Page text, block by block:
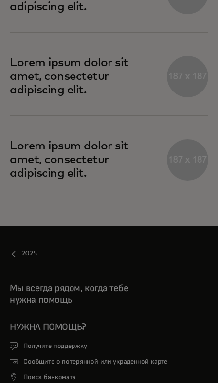
adipiscing elit.
Lorem ipsum dolor sit
amet, consectetur
adipiscing elit.
Lorem ipsum dolor sit
amet, consectetur
adipiscing elit.
2025
Мы всегда рядом, когда тебе
нужна помощь
НУЖНА ПОМОЩЬ?
Получите поддержку
Сообщите о потерянной или украденной карте
Поиск банкомата